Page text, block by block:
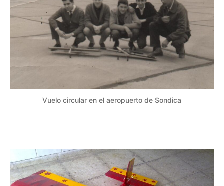
Vuelo circular en el aeropuerto de Sondica